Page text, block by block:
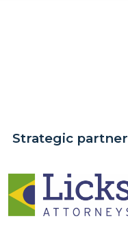
Strategic partner